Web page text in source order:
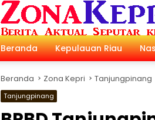
Beranda
Kepulauan Riau
Beranda Zona Kepri Tanjungpinang
Tanjungpinang